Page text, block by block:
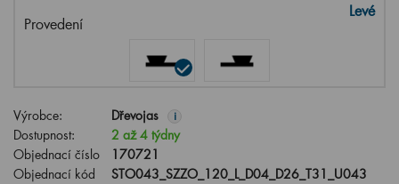
Provedení
Levé
Výrobce: Dřevojas i
Dostupnost:
2 až 4 týdny
Objednací číslo
170721
Objednací kód
STO043_SZZO_120_L_D04_D26_T31_U043